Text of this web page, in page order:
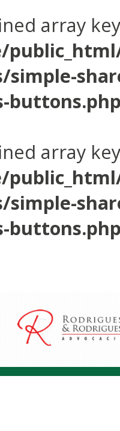
array
array